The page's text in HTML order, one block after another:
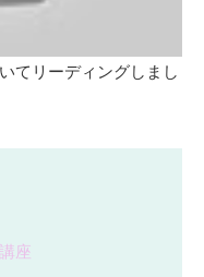
てリーディングしまし
座